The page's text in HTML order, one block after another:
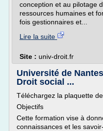
conception et au pilotage
ressources humaines et
fois gestionnaires et...
Lire la suite
Site : univ-droit.fr
Université de
Droit social ...
Téléchargez la plaquette
Objectifs
Cette formation vise à
connaissances et les